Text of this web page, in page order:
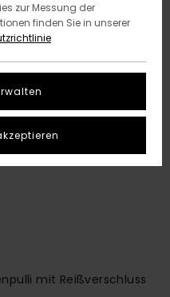
mit Reißverschluss
zur Messung der
finden Sie in unserer